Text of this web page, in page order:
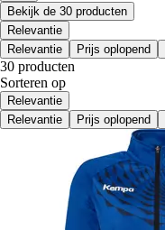
Bekijk de 30 producten
Relevantie
Relevantie
Prijs oplopend
30 producten
Sorteren op
Relevantie
Relevantie
Prijs oplopend